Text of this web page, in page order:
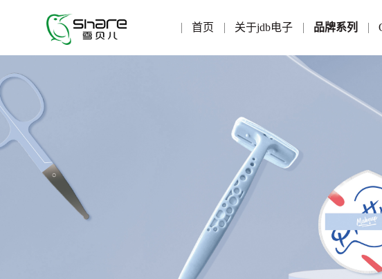
首页 关于jdb电子 品牌系列